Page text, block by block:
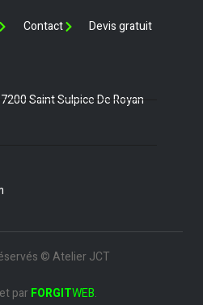
Contact Devis gratuit
Saint Sulpice De Royan
© Atelier JCT
parFORGITWEB.